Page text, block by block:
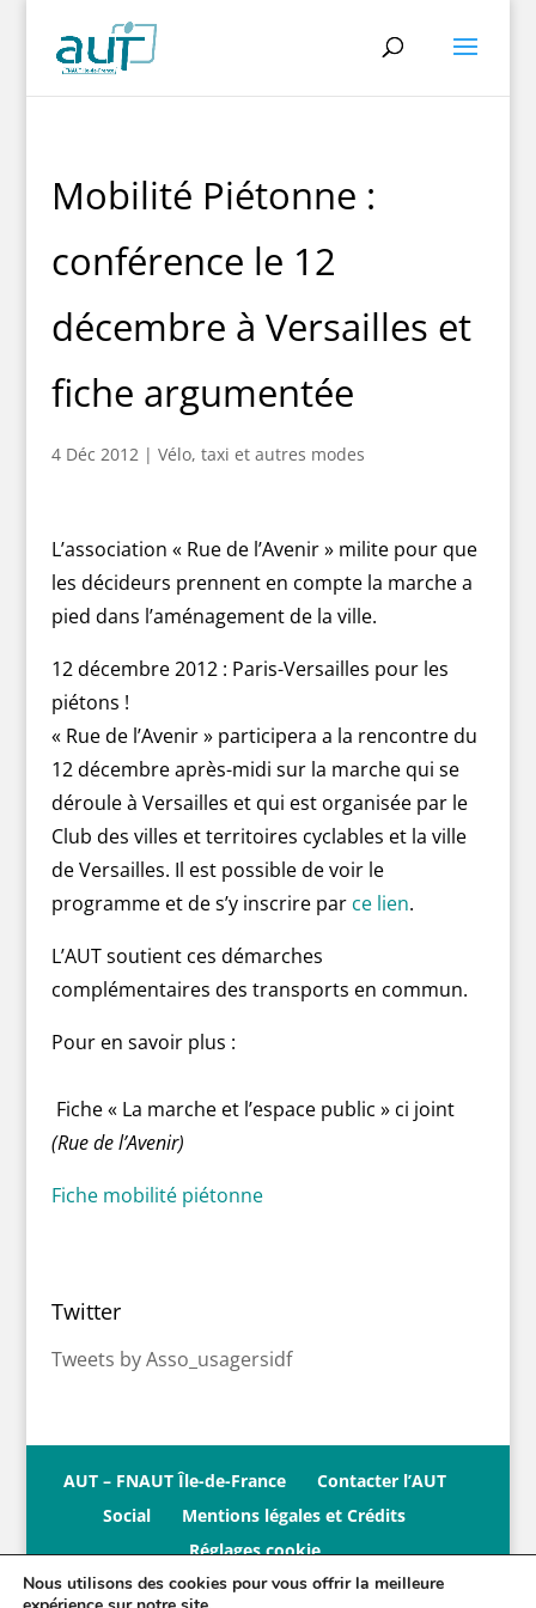
Mobilité Piétonne :
conférence le 12
décembre à Versailles et
fiche argumentée
4 Déc 2012| Vélo, taxi et autres modes
L’association « Rue de l’Avenir » milite pour que
les décideurs prennent en compte la marche a
pied dans l’aménagement de la ville.
12 décembre 2012 : Paris-Versailles pour les
piétons !
« Rue de l’Avenir » participera a la rencontre du
12 décembre après-midi sur la marche qui se
déroule à Versailles et qui est organisée par le
Club des villes et territoires cyclables et la ville
de Versailles. Il est possible de voir le
programme et de s’y inscrire par ce lien.
L’AUT soutient ces démarches
complémentaires des transports en commun.
Pour en savoir plus :
Fiche « La marche et l’espace public » ci joint
(Rue de l’Avenir)
Fiche mobilité piétonne
Twitter
Tweets by Asso_usagersidf
AUT – FNAUT Île-de-France
Contacter l’AUT
Social
Mentions légales et Crédits
Réglages cookie
Nous utilisons des cookies pour vous offrir la meilleure